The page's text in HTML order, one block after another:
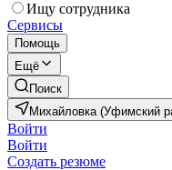
Ищу сотрудника
Сервисы
Помощь
Ещё
Поиск
Михайловка (Уфимский
Войти
Войти
Создать резюме